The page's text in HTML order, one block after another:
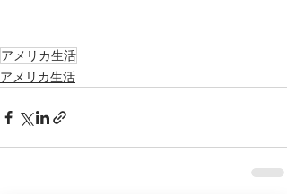
アメリカ生活
アメリカ生活